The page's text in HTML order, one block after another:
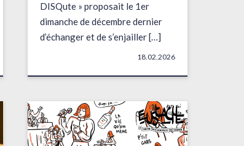
DISQute » proposait le 1er
dimanche de décembre dernier
d’échanger et de s’enjailler […]
18.02.2026